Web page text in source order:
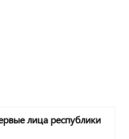
лица республики